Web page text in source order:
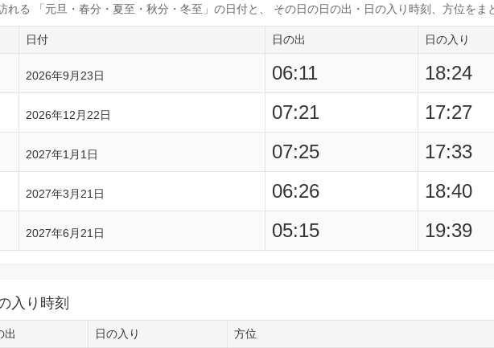
れる 「元旦・春分・夏至・秋分・冬至」の日付と、 その日の日の出・日の入り時刻 、方位をま
日付 日の出 日の入り
2026年9月23日 06:11
18:24
2026年12月22日 07:21
17:27
2027年1月1日 07:25
17:33
2027年3月21日 06:26
18:40
2027年6月21日 05:15 19:39
入り時刻
出 日の入り 方位